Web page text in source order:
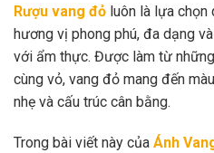
Rượu vang đỏ luôn là lựa chọn
hương vị phong phú, đa dạng
với ẩm thực. Được làm từ
cùng vỏ, vang đỏ mang đến
nhẹ và cấu trúc cân bằng.
Trong bài viết này của Ánh